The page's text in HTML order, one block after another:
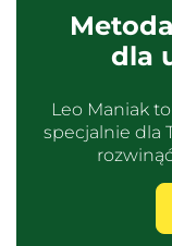
dla
Leo Maniak
specjalnie dla